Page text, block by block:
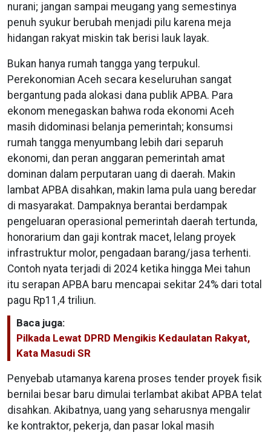
nurani; jangan sampai meugang yang semestinya
penuh syukur berubah menjadi pilu karena meja
hidangan rakyat miskin tak berisi lauk layak.
Bukan hanya rumah tangga yang terpukul.
Perekonomian Aceh secara keseluruhan sangat
bergantung pada alokasi dana publik APBA. Para
ekonom menegaskan bahwa roda ekonomi Aceh
masih didominasi belanja pemerintah; konsumsi
rumah tangga menyumbang lebih dari separuh
ekonomi, dan peran anggaran pemerintah amat
dominan dalam perputaran uang di daerah. Makin
lambat APBA disahkan, makin lama pula uang beredar
di masyarakat. Dampaknya berantai berdampak
pengeluaran operasional pemerintah daerah tertunda,
honorarium dan gaji kontrak macet, lelang proyek
infrastruktur molor, pengadaan barang/jasa terhenti.
Contoh nyata terjadi di 2024 ketika hingga Mei tahun
itu serapan APBA baru mencapai sekitar 24% dari total
pagu Rp11,4 triliun.
Baca juga:
Pilkada Lewat DPRD Mengikis Kedaulatan Rakyat,
Kata Masudi SR
Penyebab utamanya karena proses tender proyek fisik
bernilai besar baru dimulai terlambat akibat APBA telat
disahkan. Akibatnya, uang yang seharusnya mengalir
ke kontraktor, pekerja, dan pasar lokal masih